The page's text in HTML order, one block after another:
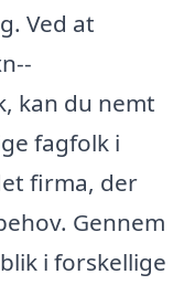
Ved at
kan du nemt
fagfolk i
firma, der
Gennem
i forskellige